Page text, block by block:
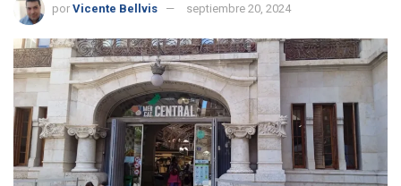
por Vicente Bellvis septiembre 20, 2024